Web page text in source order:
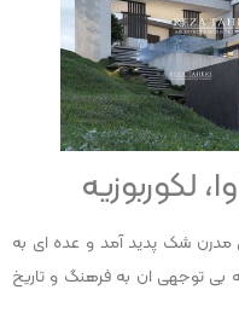
لکوربوزیه
مدرن شک پدید آمد و عده ای به
بی توجهی ان به فرهنگ و تاریخ